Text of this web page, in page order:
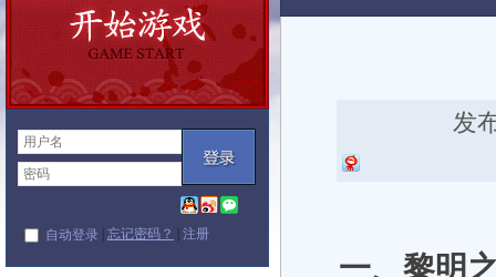
自动登录 | 忘记密码？ | 注册
动
发
一、黎明